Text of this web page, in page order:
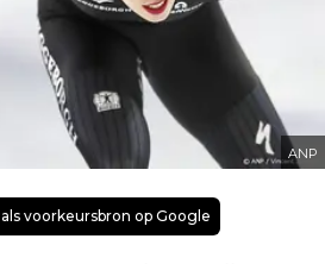
ANP
voorkeursbron op Google